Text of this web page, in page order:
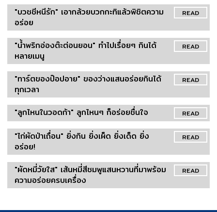
READ
"บวชชีหนีรัก" เอากล้วยบวกกะทิแล้วพิชิตความ
อร่อย
READ
"น้ำพริกอ่องต๊ะต่อนยอน" ทำไปเรื่อยๆ กินได้
หลายเมนู
READ
"ทาร์ตของป๊อปอาย" ของว่างแสนอร่อยกินได้
ทุกเวลา
READ
"ลูกไหนในวอดก้า" ลูกไหนๆ ก็อร่อยชื่นใจ
READ
"ไก่ผัดป่าเถื่อน" ยิ่งกิน ยิ่งเผ็ด ยิ่งเด็ด ยิ่ง
อร่อย!
READ
"ผัดหมี่วัยใส" เส้นหมี่สีชมพูแสนหวานที่มาพร้อม
ความอร่อยครบเครื่อง